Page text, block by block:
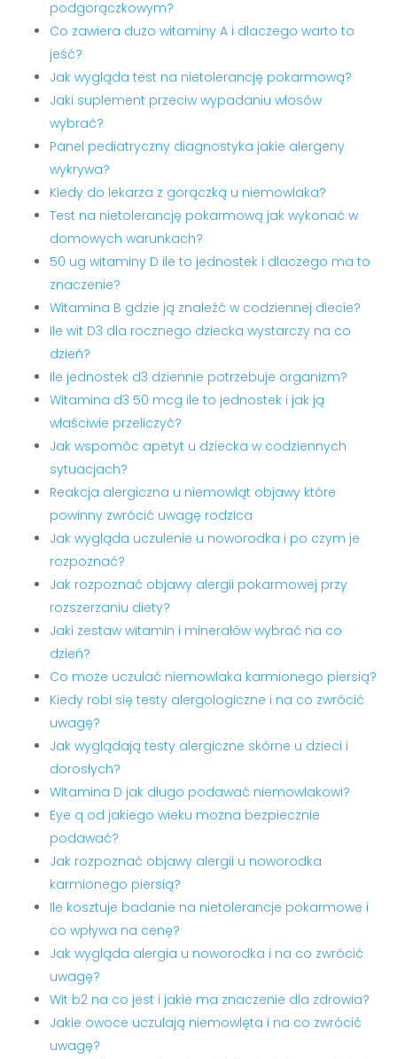
podgorączkowym?
Co zawiera dużo witaminy A i dlaczego warto to
jeść?
Jak wygląda test na nietolerancję pokarmową?
Jaki suplement przeciw wypadaniu włosów
wybrać?
Panel pediatryczny diagnostyka jakie alergeny
wykrywa?
Kiedy do lekarza z gorączką u niemowlaka?
Test na nietolerancję pokarmową jak wykonać w
domowych warunkach?
50 ug witaminy D ile to jednostek i dlaczego ma to
znaczenie?
Witamina B gdzie ją znaleźć w codziennej diecie?
Ile wit D3 dla rocznego dziecka wystarczy na co
dzień?
Ile jednostek d3 dziennie potrzebuje organizm?
Witamina d3 50 mcg ile to jednostek i jak ją
właściwie przeliczyć?
Jak wspomóc apetyt u dziecka w codziennych
sytuacjach?
Reakcja alergiczna u niemowląt objawy które
powinny zwrócić uwagę rodzica
Jak wygląda uczulenie u noworodka i po czym je
rozpoznać?
Jak rozpoznać objawy alergii pokarmowej przy
rozszerzaniu diety?
Jaki zestaw witamin i minerałów wybrać na co
dzień?
Co może uczulać niemowlaka karmionego piersią?
Kiedy robi się testy alergologiczne i na co zwrócić
uwagę?
Jak wyglądają testy alergiczne skórne u dzieci i
dorosłych?
Witamina D jak długo podawać niemowlakowi?
Eye q od jakiego wieku można bezpiecznie
podawać?
Jak rozpoznać objawy alergii u noworodka
karmionego piersią?
Ile kosztuje badanie na nietolerancje pokarmowe i
co wpływa na cenę?
Jak wygląda alergia u noworodka i na co zwrócić
uwagę?
Wit b2 na co jest i jakie ma znaczenie dla zdrowia?
Jakie owoce uczulają niemowlęta i na co zwrócić
uwagę?